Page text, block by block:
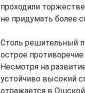
проходили
не придумать более
Столь решительный
острое
Несмотря на
устойчиво высокий
отражается в Ошской